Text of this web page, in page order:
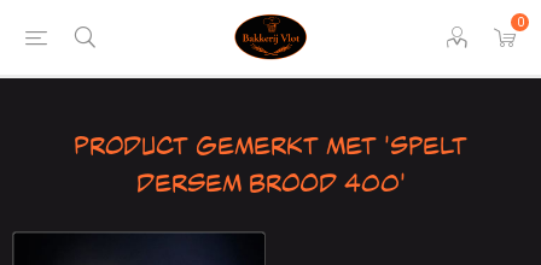
0
Product gemerkt met 'Spelt
dersem brood 400'